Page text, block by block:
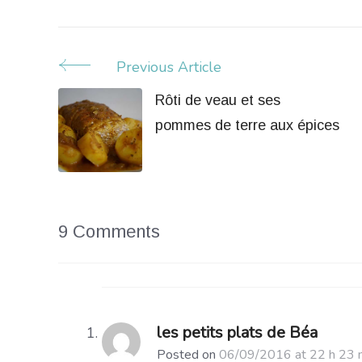
Post
Navigation
Previous Article
Rôti de veau et ses
pommes de terre aux épices
9 Comments
les petits plats de Béa
Posted on 06/09/2016 at 22 h 23